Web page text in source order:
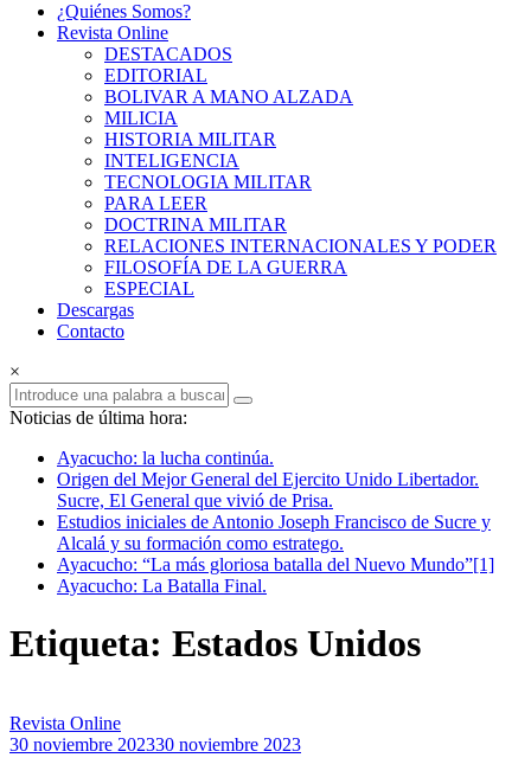
Armas
¿Quiénes Somos?
Revista Online
DESTACADOS
EDITORIAL
BOLIVAR A MANO ALZADA
MILICIA
HISTORIA MILITAR
INTELIGENCIA
TECNOLOGIA MILITAR
PARA LEER
DOCTRINA MILITAR
RELACIONES INTERNACIONALES Y PODER
FILOSOFÍA DE LA GUERRA
ESPECIAL
Descargas
Contacto
×
Noticias de última hora:
Ayacucho: la lucha continúa.
Origen del Mejor General del Ejercito Unido Libertador.
Sucre, El General que vivió de Prisa.
Estudios iniciales de Antonio Joseph Francisco de Sucre y
Alcalá y su formación como estratego.
Ayacucho: “La más gloriosa batalla del Nuevo Mundo”[1]
Ayacucho: La Batalla Final.
Etiqueta: Estados Unidos
Revista Online
30 noviembre 202330 noviembre 2023